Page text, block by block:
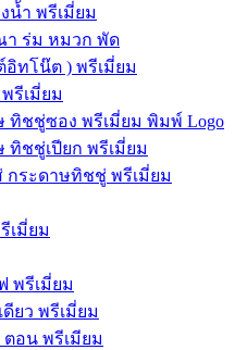
น้ำ พรีเมี่ยม
ร่ม หมวก พัด
อิทโน๊ต ) พรีเมี่ยม
รีเมี่ยม
ทิชชู่ซอง พรีเมี่ยม พิมพ์ Logo
ทิชชู่เปียก พรีเมี่ยม
กระดาษทิชชู่ พรีเมี่ยม
เมี่ยม
พรีเมี่ยม
ยว พรีเมี่ยม
ตอน พรีเมียม